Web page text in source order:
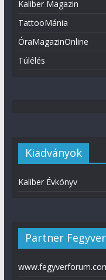
Kaliber Magazin
TattooMánia
ÓraMagazinOnline
Túlélés
Kiadványok
Kaliber Évkönyv
Partner